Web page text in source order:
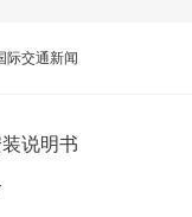
际交通新闻
说明书